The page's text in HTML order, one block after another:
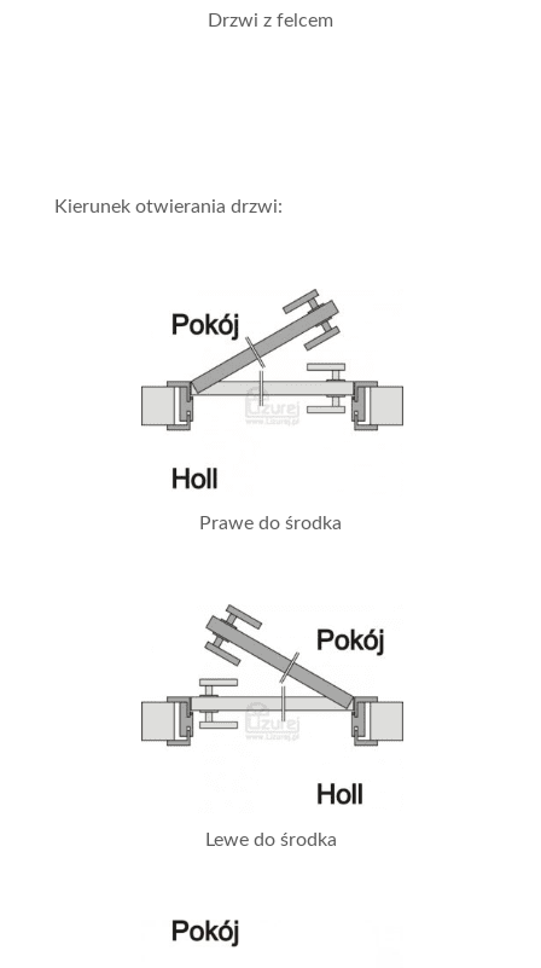
Drzwi z felcem
Kierunek otwierania drzwi:
Prawe do środka
Lewe do środka